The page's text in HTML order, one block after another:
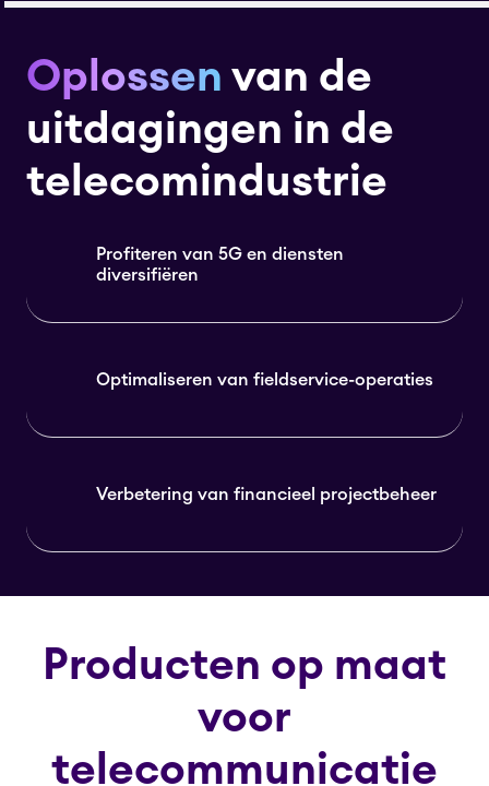
Oplossen van de
uitdagingen in de
telecomindustrie
Profiteren van 5G en diensten
diversifiëren
Optimaliseren van fieldservice-operaties
Verbetering van financieel projectbeheer
Producten op maat
voor
telecommunicatie